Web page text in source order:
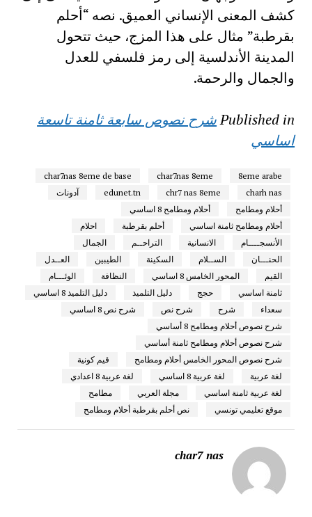
كشف المعنى الإنساني العميق. نصه “أحلم
بقرطبة” مثال على هذا المزج، حيث تتحول
المدينة الأندلسية إلى رمز فلسفي للعدل
والجمال والرحمة.
Published inشرح نصوص سابعة ثامنة تاسعة
اساسي
8eme arabe
char7nas 8eme
char7nas 8eme de base
charh nas
chr7 nas 8eme
edunet.tn
آدونات
أحلام ومطامح
أحلام ومطامح 8 اساسي
أحلام ومطامح ثامنة اساسي
أحلم بقرطبة
احلام
الأنسجــــام
الانسانية التراحــم
الجمال
الحنـــان
الســلام السكينة الطيبين
العــدل
القيم
المحور الخامس 8 اساسي النظافة
الوئـــام
ثامنة اساسي
حجج دليل التلميذ
دليل التلميذ 8 اساسي
سعداء
شرح شرح نص
شرح نص 8 اساسي
شرح نصوص أحلام ومطامح 8 أساسي
شرح نصوص أحلام ومطامح ثامنة أساسي
شرح نصوص المحور الخامس أحلام ومطامح
قيم كونية
لغة عربية
لغة عربية 8 اساسي
لغة عربية 8 اعدادي
لغة عربية ثامنة اساسي
مجلة العربي
مطامح
موقع تعليمي تونسي
نص أحلم بقرطبة أحلام ومطامح
char7 nas